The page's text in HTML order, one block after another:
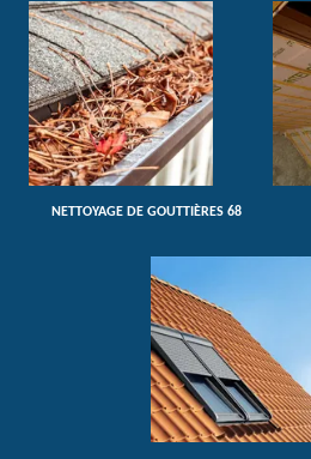
NETTOYAGE DE GOUTTIÈRES 68